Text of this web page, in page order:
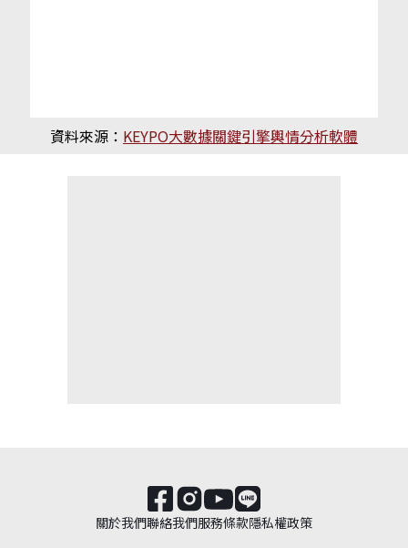
資料來源： KEYPO大數據關鍵引擎輿情分析軟體
關於我們聯絡我們服務條款隱私權政策